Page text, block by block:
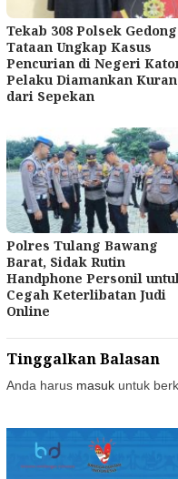
Tekab 308 Polsek Gedong
Tataan Ungkap Kasus
Pencurian di Negeri
Pelaku Diamankan
dari Sepekan
Polres Tulang Bawang
Barat, Sidak Rutin
Handphone Personil
Cegah Keterlibatan Judi
Online
Tinggalkan Balasan
Anda harus masuk untuk